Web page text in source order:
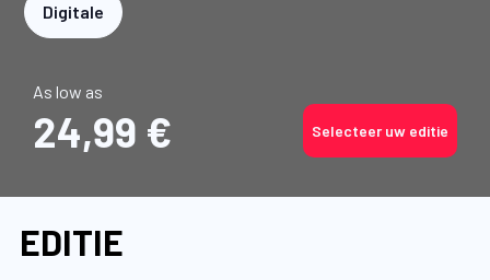
Digitale
As low as
24,99 € Selecteer uw editie
EDITIE